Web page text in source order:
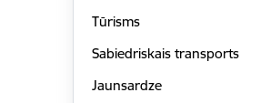
Tūrisms
Sabiedriskais transports
Jaunsardze